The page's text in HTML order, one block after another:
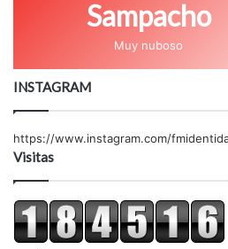
Sampacho
Muy nuboso
INSTAGRAM
https://www.instagram.com/
Visitas